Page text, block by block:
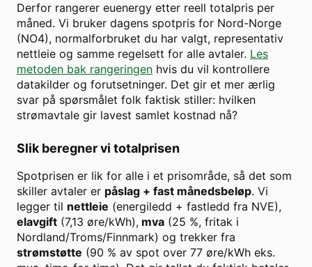
Derfor rangerer euenergy etter reell totalpris per
måned. Vi bruker dagens spotpris for Nord-Norge
(NO4), normalforbruket du har valgt, representativ
nettleie og samme regelsett for alle avtaler. Les
metoden bak rangeringen hvis du vil kontrollere
datakilder og forutsetninger. Det gir et mer ærlig
svar på spørsmålet folk faktisk stiller: hvilken
strømavtale gir lavest samlet kostnad nå?
Slik beregner vi totalprisen
Spotprisen er lik for alle i et prisområde, så det som
skiller avtaler er påslag + fast månedsbeløp. Vi
legger til nettleie (energiledd + fastledd fra NVE),
elavgift (7,13 øre/kWh), mva (25 %, fritak i
Nordland/Troms/Finnmark) og trekker fra
strømstøtte (90 % av spot over 77 øre/kWh eks.